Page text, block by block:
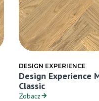
DESIGN EXPERIENCE
Design Experience
Classic
Zobacz